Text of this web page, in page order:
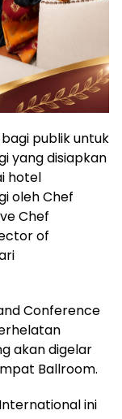
publik untuk
yang disiapkan
hotel
oleh Chef
Chef
of
Conference
akan digelar
Ballroom.
ini